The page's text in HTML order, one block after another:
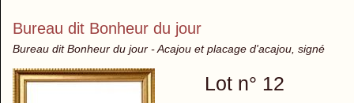
Bureau dit Bonheur du jour
Bureau dit Bonheur du jour - Acajou et placage d'acajou, signé
Lot n° 12